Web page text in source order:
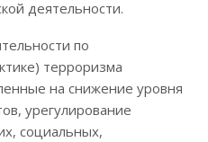
деятельности.
по
терроризма
на снижение уровня
урегулирование
социальных,